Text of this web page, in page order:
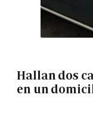
Hallan dos
en un